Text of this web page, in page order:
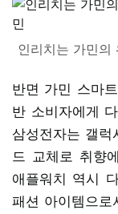
인리치는 가민
반면 가민 스마
반 소비자에게
삼성전자는 갤럭
드 교체로 취향
애플워치 역시
패션 아이템으로